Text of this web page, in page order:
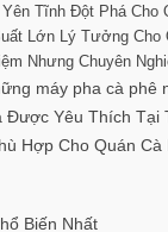
Tĩnh Đột Phá Cho
Lớn Lý Tưởng Cho
Nhưng Chuyên
máy pha cà phê
Được Yêu Thích Tại
Hợp Cho Quán Cà
Biến Nhất